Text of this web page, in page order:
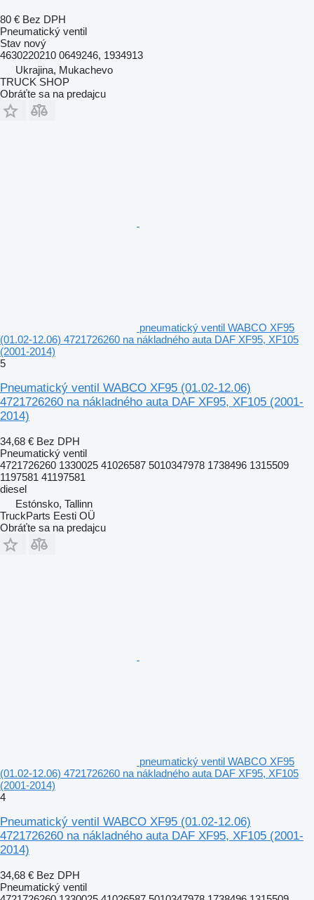
80 € Bez DPH
Pneumatický ventil
Stav nový
4630220210 0649246, 1934913
Ukrajina, Mukachevo
TRUCK SHOP
Obráťte sa na predajcu
pneumatický ventil WABCO XF95
(01.02-12.06) 4721726260 na nákladného auta DAF XF95, XF105
(2001-2014)
5
Pneumatický ventil WABCO XF95 (01.02-12.06)
4721726260 na nákladného auta DAF XF95, XF105 (2001-
2014)
34,68 € Bez DPH
Pneumatický ventil
4721726260 1330025 41026587 5010347978 1738496 1315509
1197581 41197581
diesel
Estónsko, Tallinn
TruckParts Eesti OÜ
Obráťte sa na predajcu
pneumatický ventil WABCO XF95
(01.02-12.06) 4721726260 na nákladného auta DAF XF95, XF105
(2001-2014)
4
Pneumatický ventil WABCO XF95 (01.02-12.06)
4721726260 na nákladného auta DAF XF95, XF105 (2001-
2014)
34,68 € Bez DPH
Pneumatický ventil